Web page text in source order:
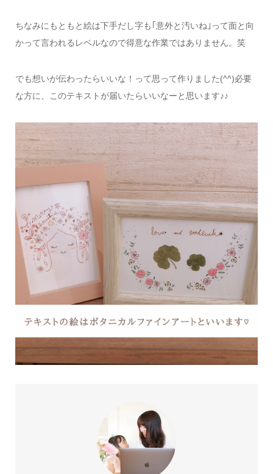
ちなみにもともと絵は下手だし字も｢意外と汚いね｣って面と向
かって言われるレベルなので得意な作業ではありません。笑
でも想いが伝わったらいいな！って思って作りました(^^)必要
な方に、このテキストが届いたらいいなーと思います♪♪